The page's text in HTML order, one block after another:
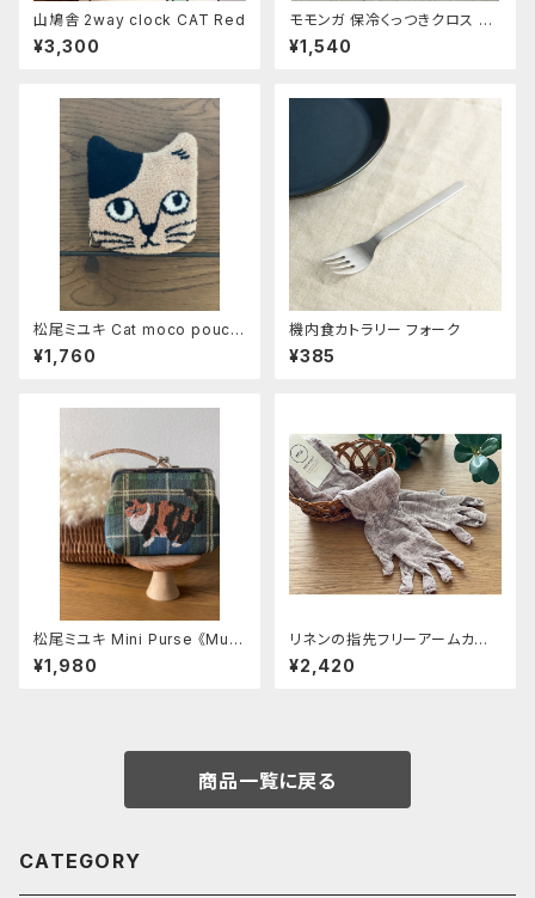
山鳩舎 2way clock CAT Red
¥3,300
モモンガ 保冷くっつきクロス ゴ
リ
¥1,540
松尾ミユキ Cat moco pouch
《Pumpkin》
¥1,760
機内食カトラリー フォーク
¥385
松尾ミユキ Mini Purse 《Mug
i》
¥1,980
リネンの指先フリーアームカバ
ー 【memeri】ホワイトブラウン
約55㎝
¥2,420
商品一覧に戻る
CATEGORY